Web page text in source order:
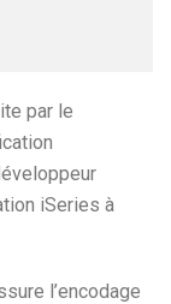
par le
iSeries à
l’encodage